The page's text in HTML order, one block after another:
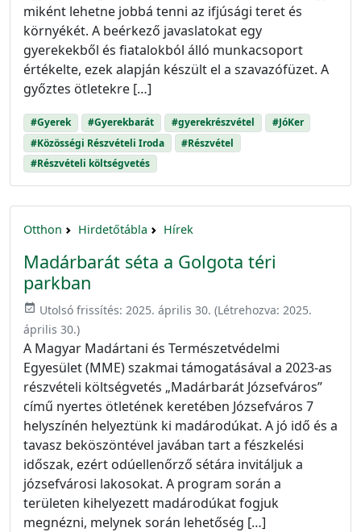
miként lehetne jobbá tenni az ifjúsági teret és
környékét. A beérkező javaslatokat egy
gyerekekből és fiatalokból álló munkacsoport
értékelte, ezek alapján készült el a szavazófüzet. A
győztes ötletekre […]
#Gyerek #Gyerekbarát #gyerekrészvétel
#JóKer
#Közösségi Részvételi Iroda
#Részvétel
#Részvételi költségvetés
Otthon Hirdetőtábla Hírek
Madárbarát séta a Golgota téri
parkban
event_available Utolsó frissítés: 2025. április 30. (Létrehozva: 2025.
április 30.)
A Magyar Madártani és Természetvédelmi
Egyesület (MME) szakmai támogatásával a 2023-as
részvételi költségvetés „Madárbarát Józsefváros”
című nyertes ötletének keretében Józsefváros 7
helyszínén helyeztünk ki madárodúkat. A jó idő és a
tavasz beköszöntével javában tart a fészkelési
időszak, ezért odúellenőrző sétára invitáljuk a
józsefvárosi lakosokat. A program során a
területen kihelyezett madárodúkat fogjuk
megnézni, melynek során lehetőség […]